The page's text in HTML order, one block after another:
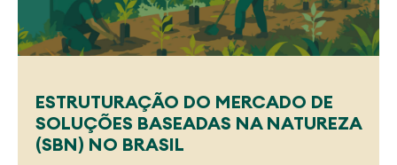
ESTRUTURAÇÃO DO MERCADO DE
SOLUÇÕES BASEADAS NA NATUREZA
(SBN) NO BRASIL